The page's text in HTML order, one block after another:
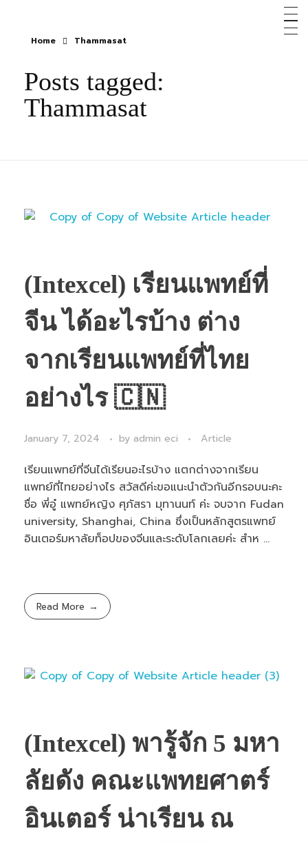
Home Thammasat
Posts tagged:
Thammasat
(Intexcel) เรียนแพทย์ที่
จีน ได้อะไรบ้าง ต่าง
จากเรียนแพทย์ที่ไทย
อย่างไร 🇨🇳
January 7, 2024 by admin eci Article
เรียนแพทย์ที่จีนได้เรียนอะไรบ้าง แตกต่างจากเรียน
แพทย์ที่ไทยอย่างไร สวัสดีค่ะขอแนะนำตัวกันอีกรอบนะคะ
ชื่อ พี่อู๋ แพทย์หญิง ศุภัสรา มุทานนท์ ค่ะ จบจาก Fudan
university, Shanghai, China ซึ่งเป็นหลักสูตรแพทย์
อินเตอร์มหาลัยท็อปของจีนและระดับโลกเลยค่ะ สำห ...
Read More
(Intexcel) พารู้จัก 5 มหา
ลัยดัง คณะแพทยศาตร์
อินเตอร์ น่าเรียน ณ